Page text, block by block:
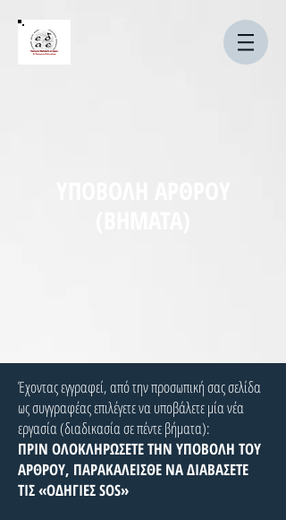
Έχοντας εγγραφεί, από την προσωπική σας σελίδα
ως συγγραφέας επιλέγετε να υποβάλετε μία νέα
εργασία (διαδικασία σε πέντε βήματα):
ΠΡΙΝ ΟΛΟΚΛΗΡΩΣΕΤΕ ΤΗΝ ΥΠΟΒΟΛΗ ΤΟΥ
ΑΡΘΡΟΥ, ΠΑΡΑΚΑΛΕΙΣΘΕ ΝΑ ΔΙΑΒΑΣΕΤΕ
ΤΙΣ «ΟΔΗΓΙΕΣ SOS»